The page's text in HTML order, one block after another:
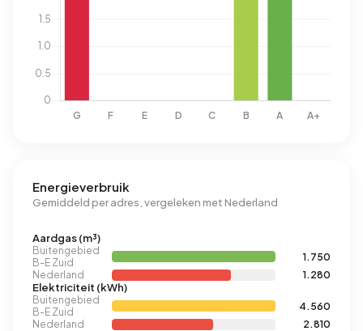
Energieverbruik
Gemiddeld per adres, vergeleken met Nederland
Aardgas (m³)
Buitengebied
B-E Zuid
1.750
Nederland
1.280
Elektriciteit (kWh)
Buitengebied
B-E Zuid
4.560
Nederland
2.810